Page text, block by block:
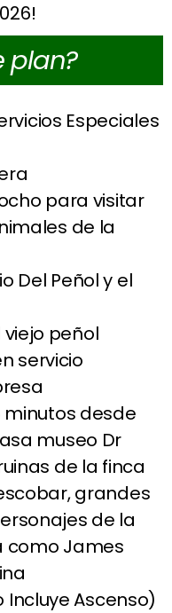
plan?
Especiales
para visitar
de la
Del Peñol y el
peñol
servicio
desde
museo Dr
de la finca
grandes
de la
como James
Incluye Ascenso)